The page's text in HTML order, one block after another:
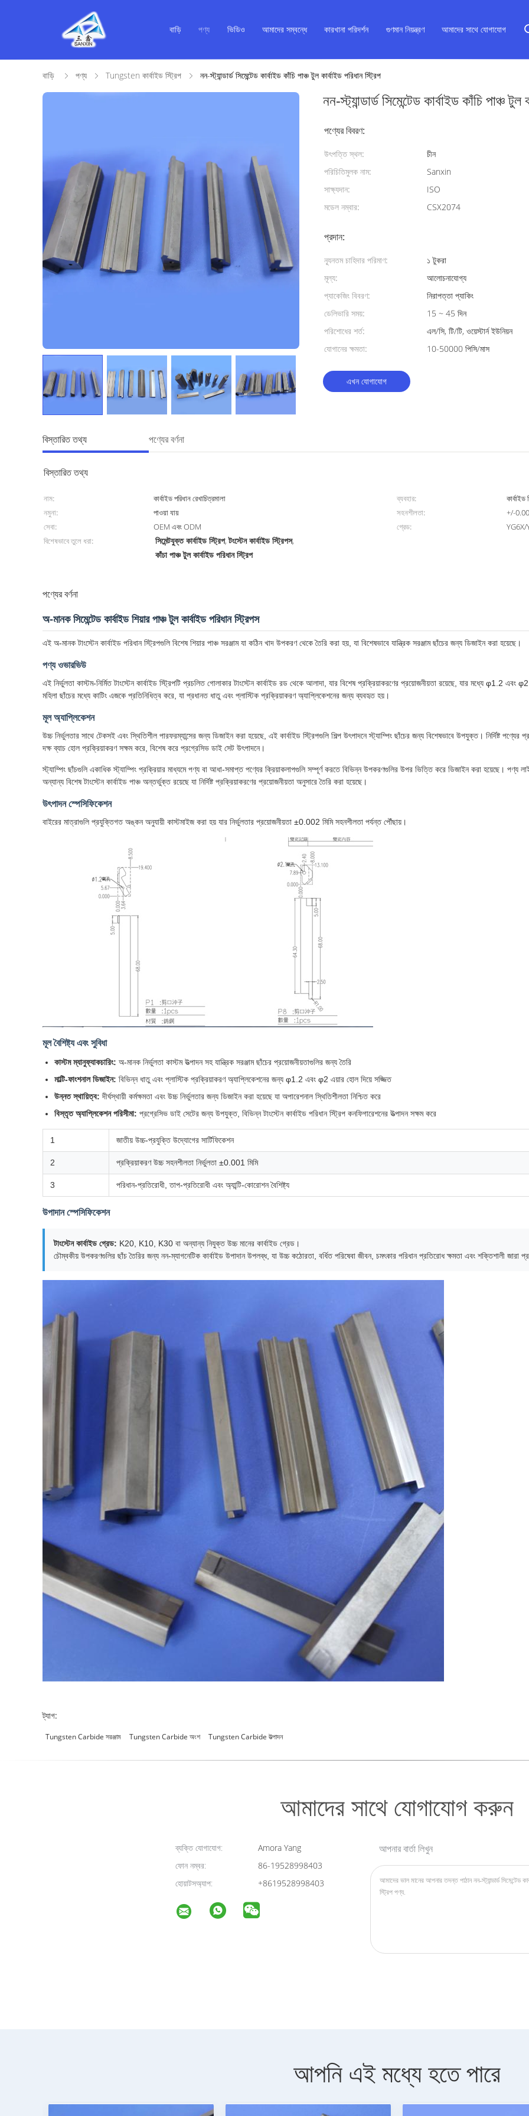
বাড়ি পণ্য ভিডিও আমাদের সম্বন্ধে কারখানা পরিদর্শন গুণমান নিয়ন্ত্রণ আমাদের সাথে যোগাযোগ
বাড়ি পণ্য Tungsten কার্বাইড স্ট্রিপ নন-স্ট্যান্ডার্ড সিমেন্টেড কার্বাইড কাঁচি পাঞ্চ টুল কার্বাইড পরিধান স্ট্রিপ
নন-স্ট্যান্ডার্ড সিমেন্টেড কার্বাইড কাঁচি পাঞ্চ
পণ্যের বিবরণ:
উৎপত্তি স্থল:
চীন
পরিচিতিমুলক নাম:
Sanxin
সাক্ষ্যদান:
ISO
মডেল নম্বার:
CSX2074
প্রদান:
ন্যূনতম চাহিদার পরিমাণ:
১ টুকরা
মূল্য:
আলোচনাযোগ্য
প্যাকেজিং বিবরণ:
নিরাপত্তা প্যাকিং
ডেলিভারি সময়:
15 ~ 45 দিন
পরিশোধের শর্ত:
এল/সি, টি/টি, ওয়েস্টার্ন ইউনিয়ন
যোগানের ক্ষমতা:
10-50000 পিসি/মাস
এখন যোগাযোগ
বিস্তারিত তথ্য পণ্যের বর্ণনা
বিস্তারিত তথ্য
নাম: কার্বাইড পরিধান রেখাচিত্রমালা ব্যবহার:
কার্বাইড
নমুনা:
পাওয়া যায় সহনশীলতা:
+/-
সেবা:
OEM এবং ODM গ্রেড:
YG6X/
বিশেষভাবে তুলে ধরা:
সিমেন্টযুক্ত কার্বাইড স্ট্রিপ,টংস্টেন কার্বাইড স্ট্রিপস,
কাঁচা পাঞ্চ টুল কার্বাইড পরিধান স্ট্রিপ
পণ্যের বর্ণনা
অ-মানক সিমেন্টেড কার্বাইড শিয়ার পাঞ্চ টুল কার্বাইড পরিধান স্ট্রিপস
এই অ-মানক টাংস্টেন কার্বাইড পরিধান স্ট্রিপগুলি বিশেষ শিয়ার পাঞ্চ সরঞ্জাম যা কঠিন খাদ উপকরণ থেকে তৈরি করা হয়, যা বিশেষভাবে যান্ত্রিক সরঞ্জাম ছাঁচের জন্য ডিজাইন করা হয়েছে।
পণ্য ওভারভিউ
এই নির্ভুলতা কাস্টম-নির্মিত টাংস্টেন কার্বাইড স্ট্রিপটি প্রচলিত গোলাকার টাংস্টেন কার্বাইড রড থেকে আলাদা, যার বিশেষ প্রক্রিয়াকরণের প্রয়োজনীয়তা রয়েছে, যার মধ্যে φ1.2
মহিলা ছাঁচের মধ্যে কাটিং এজকে প্রতিনিধিত্ব করে, যা প্রধানত ধাতু এবং প্লাস্টিক প্রক্রিয়াকরণ অ্যাপ্লিকেশনের জন্য ব্যবহৃত হয়।
মূল অ্যাপ্লিকেশন
উচ্চ নির্ভুলতার সাথে টেকসই এবং স্থিতিশীল পারফরম্যান্সের জন্য ডিজাইন করা হয়েছে, এই কার্বাইড স্ট্রিপগুলি শিল্প উৎপাদনে স্ট্যাম্পিং ছাঁচের জন্য বিশেষভাবে উপযুক্ত। নির্দিষ্ট পণ্যের
দক্ষ ব্যাচ হোল প্রক্রিয়াকরণ সক্ষম করে, বিশেষ করে প্রগ্রেসিভ ডাই সেট উৎপাদনে।
স্ট্যাম্পিং ছাঁচগুলি একাধিক স্ট্যাম্পিং প্রক্রিয়ার মাধ্যমে পণ্য বা আধা-সমাপ্ত পণ্যের ক্রিয়াকলাপগুলি সম্পূর্ণ করতে বিভিন্ন উপকরণগুলির উপর ভিত্তি করে ডিজাইন করা হয়েছে। পণ্য লাইনে
অন্যান্য বিশেষ টাংস্টেন কার্বাইড পাঞ্চ অন্তর্ভুক্ত রয়েছে যা নির্দিষ্ট প্রক্রিয়াকরণের প্রয়োজনীয়তা অনুসারে তৈরি করা হয়েছে।
উৎপাদন স্পেসিফিকেশন
বাইরের মাত্রাগুলি প্রযুক্তিগত অঙ্কন অনুযায়ী কাস্টমাইজ করা হয় যার নির্ভুলতার প্রয়োজনীয়তা ±0.002 মিমি সহনশীলতা পর্যন্ত পৌঁছায়।
মূল বৈশিষ্ট্য এবং সুবিধা
কাস্টম ম্যানুফ্যাকচারিং: অ-মানক নির্ভুলতা কাস্টম উত্পাদন সহ যান্ত্রিক সরঞ্জাম ছাঁচের প্রয়োজনীয়তাগুলির জন্য তৈরি
মাল্টি-ফাংশনাল ডিজাইন: বিভিন্ন ধাতু এবং প্লাস্টিক প্রক্রিয়াকরণ অ্যাপ্লিকেশনের জন্য φ1.2 এবং φ2 এয়ার হোল দিয়ে সজ্জিত
উন্নত স্থায়িত্ব: দীর্ঘস্থায়ী কর্মক্ষমতা এবং উচ্চ নির্ভুলতার জন্য ডিজাইন করা হয়েছে যা অপারেশনাল স্থিতিশীলতা নিশ্চিত করে
বিস্তৃত অ্যাপ্লিকেশন পরিসীমা: প্রগ্রেসিভ ডাই সেটের জন্য উপযুক্ত, বিভিন্ন টাংস্টেন কার্বাইড পরিধান স্ট্রিপ কনফিগারেশনের উত্পাদন সক্ষম করে
1 জাতীয় উচ্চ-প্রযুক্তি উদ্যোগের সার্টিফিকেশন
2 প্রক্রিয়াকরণ উচ্চ সহনশীলতা নির্ভুলতা ±0.001 মিমি
3 পরিধান-প্রতিরোধী, তাপ-প্রতিরোধী এবং অ্যান্টি-কোরোশন বৈশিষ্ট্য
উপাদান স্পেসিফিকেশন
টাংস্টেন কার্বাইড গ্রেড: K20, K10, K30 বা অন্যান্য নিযুক্ত উচ্চ মানের কার্বাইড গ্রেড।
চৌম্বকীয় উপকরণগুলির ছাঁচ তৈরির জন্য নন-ম্যাগনেটিক কার্বাইড উপাদান উপলব্ধ, যা উচ্চ কঠোরতা, বর্ধিত পরিষেবা জীবন, চমৎকার পরিধান প্রতিরোধ ক্ষমতা এবং শক্তিশালী জারা
ট্যাগ:
Tungsten Carbide সরঞ্জাম Tungsten Carbide অংশ Tungsten Carbide উত্পাদন
আমাদের সাথে যোগাযোগ করুন
ব্যক্তি যোগাযোগ:
Amora Yang
ফোন নম্বর:
86-19528998403
হোয়াটসঅ্যাপ:
+8619528998403
আপনার বার্তা লিখুন
আপনি এই মধ্যে হতে পারে